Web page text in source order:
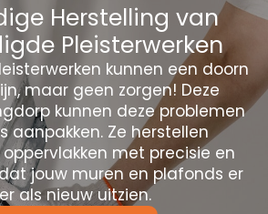
Herstelling van
Pleisterwerken
kunnen een doorn
maar geen zorgen! Deze
kunnen deze problemen
aanpakken. Ze herstellen
met precisie en
jouw muren en plafonds er
als nieuw uitzien.